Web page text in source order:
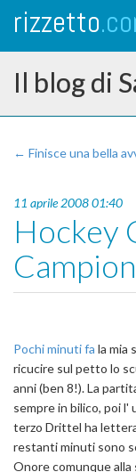
rizzetto
Il blog di
← Finisce una bella
11 aprile 2008 01:40
Hockey
Pochi minuti fa la mia
ricucire sul petto lo
anni (ben 8!). La
sempre in bilico, poi l'
terzo Drittel ha
restanti minuti sono
Onore comunque